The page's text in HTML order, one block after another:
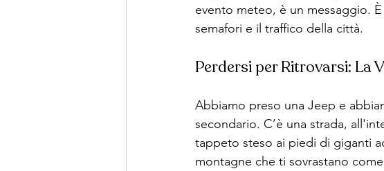
evento meteo, è un messaggio.
semafori e il traffico della città.
Perdersi per Ritrovarsi: La
Abbiamo preso una Jeep e
secondario. C’è una strada,
tappeto steso ai piedi di giganti
montagne che ti sovrastano